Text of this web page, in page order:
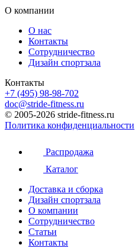
О компании
О нас
Контакты
Сотрудничество
Дизайн спортзала
Контакты
+7 (495) 98-98-702
doc@stride-fitness.ru
© 2005-2026 stride-fitness.ru
Политика конфиденциальности
Распродажа
Каталог
Доставка и сборка
Дизайн спортзала
О компании
Сотрудничество
Статьи
Контакты